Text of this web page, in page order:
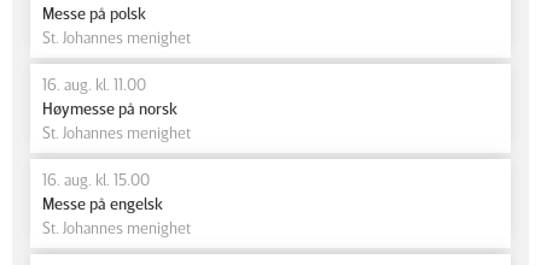
Messe på polsk
St. Johannes menighet
16. aug. kl. 11.00
Høymesse på norsk
St. Johannes menighet
16. aug. kl. 15.00
Messe på engelsk
St. Johannes menighet